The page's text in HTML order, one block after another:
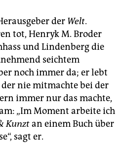
der Welt.
tot, Henryk M. Broder
und Lindenberg die
seichtem
noch immer da; er lebt
der nie mitmachte bei der
immer nur das machte,
„Im Moment arbeite ich
Kunztan einem Buch über
sagt er.